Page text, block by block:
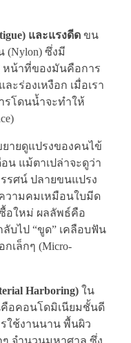
และแรงดีด ขน
ซึ่งมี
หน้าที่ของมันคือการ
ะร่องเหงือก เมื่อเรา
รโดนน้ำจะทำให้
ายดูแปรงของคนไข้
น แม้ตาเปล่าจะดูว่า
รศน์ ปลายขนแปรง
วามคมเหมือนใบมีด
อใหม่ ผลลัพธ์คือ
บไป “ขูด” เคลือบฟัน
เล็กๆ (Micro-
Harboring) ใน
อคอนโดมิเนียมชั้นดี
ใช้งานนาน พื้นผิว
จำนวนมหาศาล ซึ่ง